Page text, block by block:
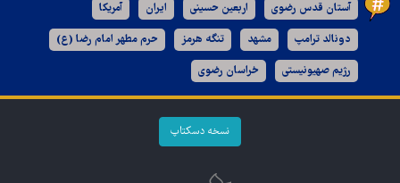
آستان قدس رضوی اربعین حسینی ایران آمریکا
دونالد ترامپ مشهد تنگه هرمز حرم مطهر امام رضا (ع)
رژیم صهیونیستی خراسان رضوی
نسخه دسکتاپ